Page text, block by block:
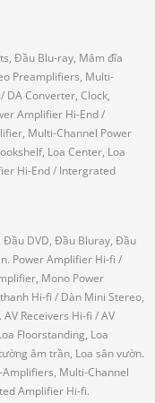
Đầu Blu-ray, Mâm đĩa
Preamplifiers, Multi-
/ DA Converter, Clock,
Amplifier Hi-End/
Multi-Channel Power
Loa Center, Loa
Hi-End/ Intergrated
Đầu DVD, Đầu Bluray, Đầu
Power Amplifier Hi-fi /
Mono Power
Hi-fi / Dàn Mini Stereo,
AV Receivers Hi-fi / AV
Floorstanding, Loa
âm trần, Loa sân vườn.
Multi-Channel
Amplifier Hi-fi.